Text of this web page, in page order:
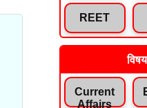
REET
Current
Affairs